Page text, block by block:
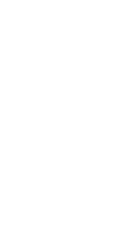
fält.
Kontakt fältet
sig åt.
PROBLEM?
förbättra!